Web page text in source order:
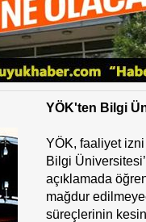
YÖK'ten Bilgi
YÖK, faaliyet izni
Bilgi
açıklamada
mağdur
süreçlerinin